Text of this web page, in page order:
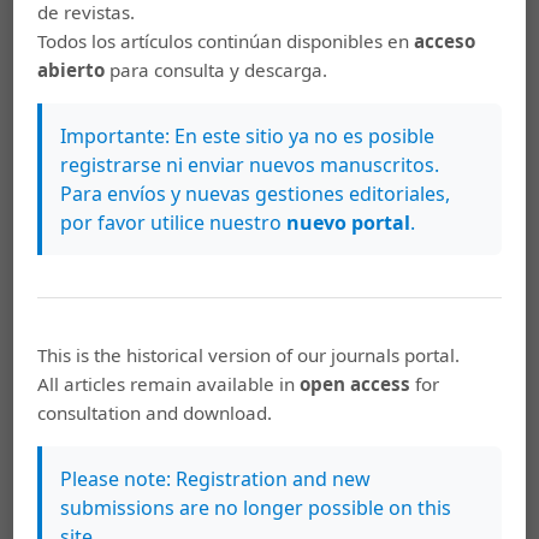
marcación de ingredientes y orden de procesos
en textos gastronómicos costarricenses
Káñina: Vol. 42 Núm. 3 (2018): Káñina (Octubre-
Jorge Antonio Leoni de León, Hazel Barahona
Gamboa,Merónimos de la gastronomía
costarricense: Limón y Valle Central,Káñina:
León, Comportamiento sintáctico y semántico
de los adjetivos de un léxico meta para sexto
año de la Educación General Básica
Coloquio Costarricense de Lexicografía)
Adrián Fernández Malavassi, Paúl Fernández
de revistas.
Todos los artículos continúan disponibles enacceso
abierto para consulta y descarga.
Importante: En este sitio ya no es posible
registrarse ni enviar nuevos manuscritos.
Para envíos y nuevas gestiones editoriales,
por favor utilice nuestro nuevo portal.
This is the historical version of our journals portal.
All articles remain available inopen access for
consultation and download.
Please note: Registration and new
submissions are no longer possible on this